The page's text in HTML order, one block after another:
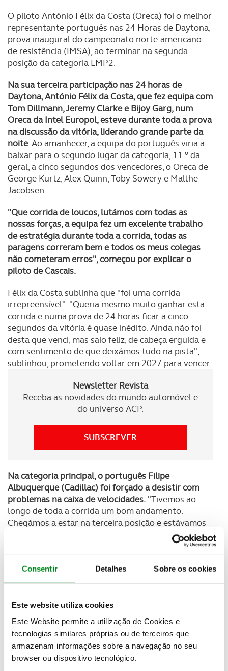
Consentir Detalhes Sobre os cookies
Este website utiliza cookies
Este Website permite a utilização de Cookies e
tecnologias similares próprias ou de terceiros que
armazenam informações sobre a navegação no seu
browser ou dispositivo tecnológico.
O piloto António Félix da Costa (Oreca) foi o melhor
representante português nas 24 Horas de Daytona,
prova inaugural do campeonato norte-americano
de resistência (IMSA), ao terminar na segunda
posição da categoria LMP2.
Na sua terceira participação nas 24 horas de
Daytona, António Félix da Costa, que fez equipa com
Tom Dillmann, Jeremy Clarke e Bijoy Garg, num
Oreca da Intel Europol, esteve durante toda a prova
na discussão da vitória, liderando grande parte da
noite. Ao amanhecer, a equipa do português viria a
baixar para o segundo lugar da categoria, 11.º da
geral, a cinco segundos dos vencedores, o Oreca de
George Kurtz, Alex Quinn, Toby Sowery e Malthe
Jacobsen.
"Que corrida de loucos, lutámos com todas as
nossas forças, a equipa fez um excelente trabalho
de estratégia durante toda a corrida, todas as
paragens correram bem e todos os meus colegas
não cometeram erros", começou por explicar o
piloto de Cascais.
Félix da Costa sublinha que "foi uma corrida
irrepreensível". "Queria mesmo muito ganhar esta
corrida e numa prova de 24 horas ficar a cinco
segundos da vitória é quase inédito. Ainda não foi
desta que venci, mas saio feliz, de cabeça erguida e
com sentimento de que deixámos tudo na pista",
sublinhou, prometendo voltar em 2027 para vencer.
Newsletter Revista
Receba as novidades do mundo automóvel e
do universo ACP.
SUBSCREVER
Na categoria principal, o português Filipe
Albuquerque (Cadillac) foi forçado a desistir com
problemas na caixa de velocidades. "Tivemos ao
longo de toda a corrida um bom andamento.
Chegámos a estar na terceira posição e estávamos
confiantes que o ataque final daria os seus frutos.
Mas não pude chegar a essa parte, pois a caixa de
velocidades do Cadillac cedeu e acabámos por
desistir. Não era isto que queríamos, mas temos de
nos conformar", explicou o piloto português.
Também Manuel Espírito Santo (Oreca), que
LMP2, desistiu a 20 minutos do final."Estávamos a
andar bem. Quando o meu colega de equipa me
entregou o carro, estávamos em sexto. Recuperei
até segundo impondo um ritmo que me deixou